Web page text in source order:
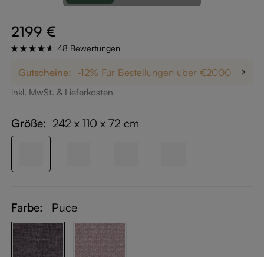
2199 €
48 Bewertungen
Gutscheine: -12% Für Bestellungen über €2000 Bis
inkl. MwSt. & Lieferkosten
Größe: 242 x 110 x 72 cm
Farbe: Puce